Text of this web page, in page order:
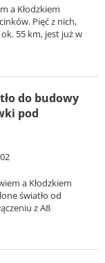
a Kłodzkiem
Pięć z nich,
55 km, jest już w
do budowy
pod
a Kłodzkiem
światło od
z A8